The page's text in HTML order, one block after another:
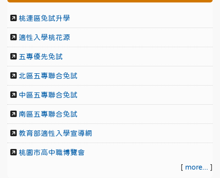
桃連區免試升學
適性入學桃花源
五專優先免試
北區五專聯合免試
中區五專聯合免試
南區五專聯合免試
教育部適性入學宣導網
桃園市高中職博覽會
[ more... ]